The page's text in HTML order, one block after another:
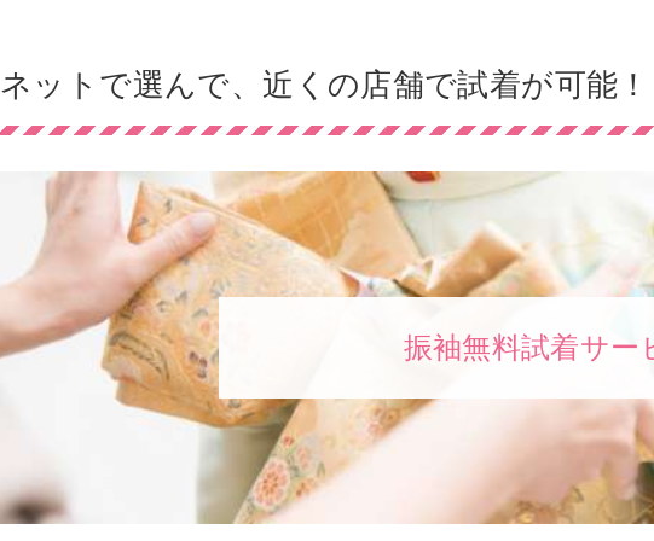
ネットで選んで、近くの店舗で試着が可能！
振袖無料試着サー